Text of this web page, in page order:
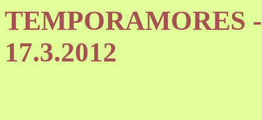
TEMPORAMORES
17.3.2012